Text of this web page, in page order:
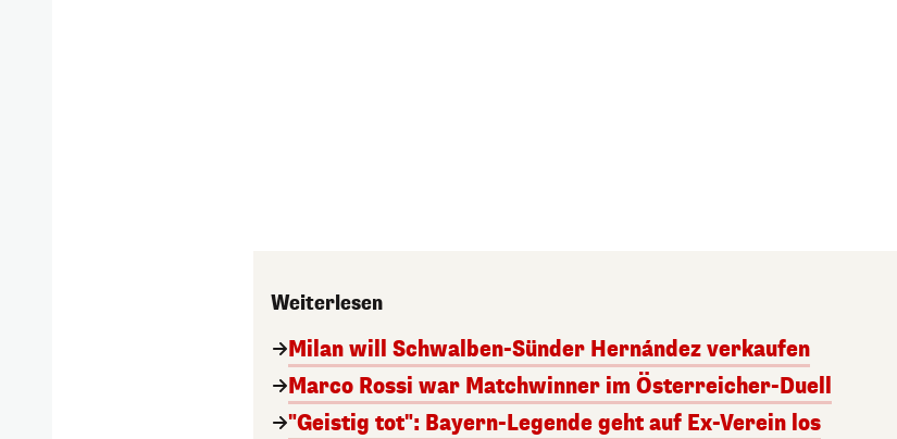
Weiterlesen
Milan will Schwalben-Sünder Hernández verkaufen
Marco Rossi war Matchwinner im Österreicher-Duell
"Geistig tot": Bayern-Legende geht auf Ex-Verein los